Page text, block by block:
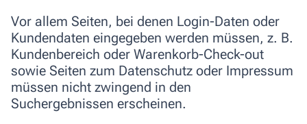
Vor allem Seiten, bei denen Login-Daten oder
Kundendaten eingegeben werden müssen, z. B.
Kundenbereich oder Warenkorb-Check-out
sowie Seiten zum Datenschutz oder Impressum
müssen nicht zwingend in den
Suchergebnissen erscheinen.